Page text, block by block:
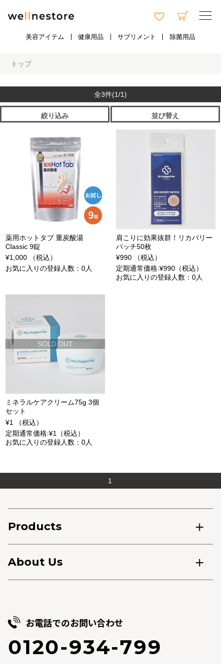
美容アイテム 健康用品 サプリメント 除菌用品
トップ
全3件(1/1)
絞り込み 並び替え
薬用ホットタブ 重炭酸湯
Classic 9錠
¥1,000 （税込）
お気に入りの登録人数：0人
肩こりに効果抜群！リカバリー
パッチ50枚
¥990 （税込）
定期通常価格:¥990（税込）
お気に入りの登録人数：0人
SOLD OUT
ミネラルケアクリーム75g 3個
セット
¥1 （税込）
定期通常価格:¥1（税込）
お気に入りの登録人数：0人
1
Products
About Us
お電話でのお問い合わせ
0120-934-799